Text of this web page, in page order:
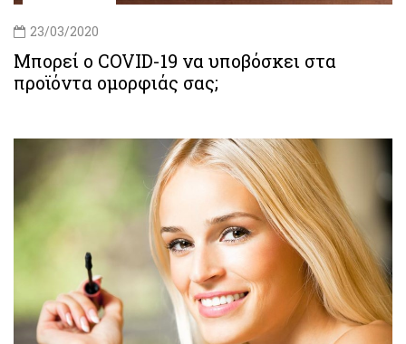
23/03/2020
Μπορεί o COVID-19 να υποβόσκει στα
προϊόντα ομορφιάς σας;